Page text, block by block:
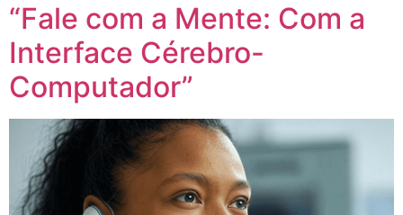
“Fale com a Mente: Com a
Interface Cérebro-
Computador”